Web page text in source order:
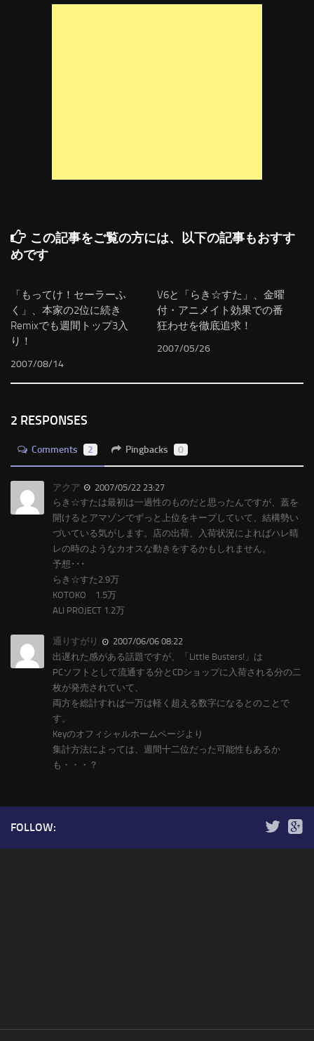
この記事をご覧の方には、以下の記事もおすす
めです
「もってけ！セーラーふ
く」、本家の2位に続き
Remixでも週間トップ3入
り！
2007/08/14
V6と「らき☆すた」、金曜
付・アニメイト効果での番
狂わせを徹底追求！
2007/05/26
2 RESPONSES
Comments 2 Pingbacks 0
アクア
2007/05/22 23:27
らき☆すたは最初は一過性のものだと思ったんですが、蓋を
開けるとアマゾンでずっと上位をキープしていて、結構勢い
づいている気がします。店の出荷、入荷状況によればハレ晴
レの時のようなカオスな動きをするかもしれません。
予想･･･
らき☆すた2.9万
KOTOKO 1.5万
ALI PROJECT 1.2万
通りすがり
2007/06/06 08:22
出遅れた感がある話題ですが、「Little Busters!」は
PCソフトとして流通する分とCDショップに入荷される分の二
枚が発売されていて、
両方を総計すれば一万は軽く超える数字になるとのことで
す。
Keyのオフィシャルホームページより
集計方法によっては、週間十二位だった可能性もあるか
も・・・？
FOLLOW: